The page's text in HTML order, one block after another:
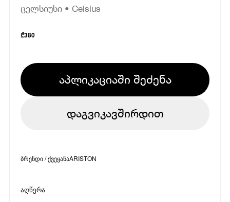
ცელსიუსი • Celsius
₾380
აპლიკაციაში შეძენა
დაგვიკავშირდით
ბრენდი / ქვეყანაARISTON
აღწერა